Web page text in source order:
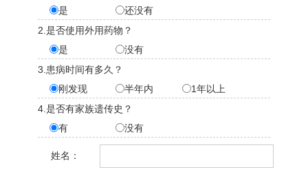
是
还没有
2.是否使用外用药物？
是
没有
3.患病时间有多久？
刚发现
半年内
1年以上
4.是否有家族遗传史？
有
没有
姓名：